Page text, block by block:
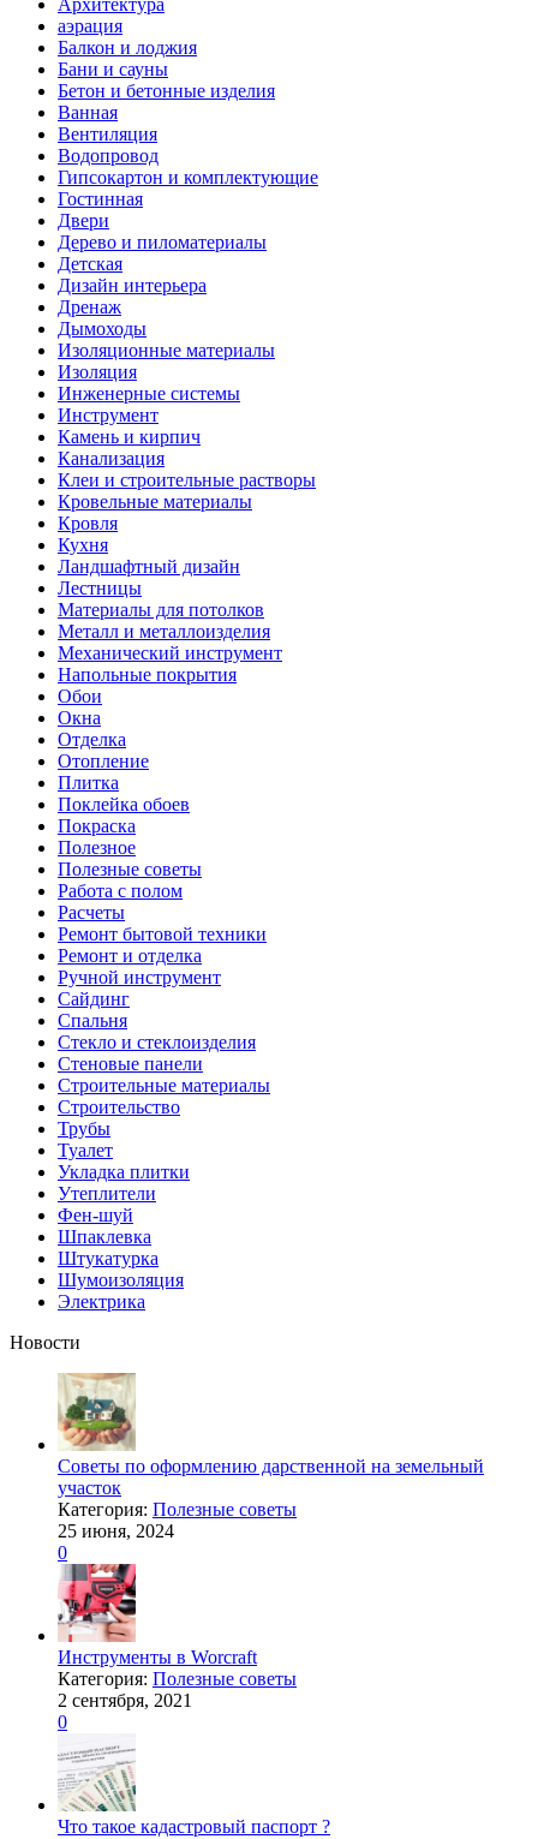
Архитектура
аэрация
Балкон и лоджия
Бани и сауны
Бетон и бетонные изделия
Ванная
Вентиляция
Водопровод
Гипсокартон и комплектующие
Гостинная
Двери
Дерево и пиломатериалы
Детская
Дизайн интерьера
Дренаж
Дымоходы
Изоляционные материалы
Изоляция
Инженерные системы
Инструмент
Камень и кирпич
Канализация
Клеи и строительные растворы
Кровельные материалы
Кровля
Кухня
Ландшафтный дизайн
Лестницы
Материалы для потолков
Металл и металлоизделия
Механический инструмент
Напольные покрытия
Обои
Окна
Отделка
Отопление
Плитка
Поклейка обоев
Покраска
Полезное
Полезные советы
Работа с полом
Расчеты
Ремонт бытовой техники
Ремонт и отделка
Ручной инструмент
Сайдинг
Спальня
Стекло и стеклоизделия
Стеновые панели
Строительные материалы
Строительство
Трубы
Туалет
Укладка плитки
Утеплители
Фен-шуй
Шпаклевка
Штукатурка
Шумоизоляция
Электрика
Новости
Советы по оформлению дарственной на земельный
участок
Категория: Полезные советы
25 июня, 2024
0
Инструменты в Worcraft
Категория: Полезные советы
2 сентября, 2021
0
Что такое кадастровый паспорт ?